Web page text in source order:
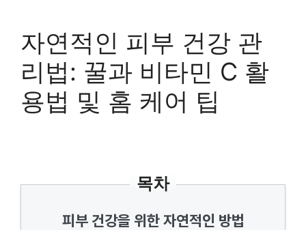
자연적인 피부 건강 관
리법: 꿀과 비타민 C 활
용법 및 홈 케어 팁
목차
피부 건강을 위한 자연적인 방법